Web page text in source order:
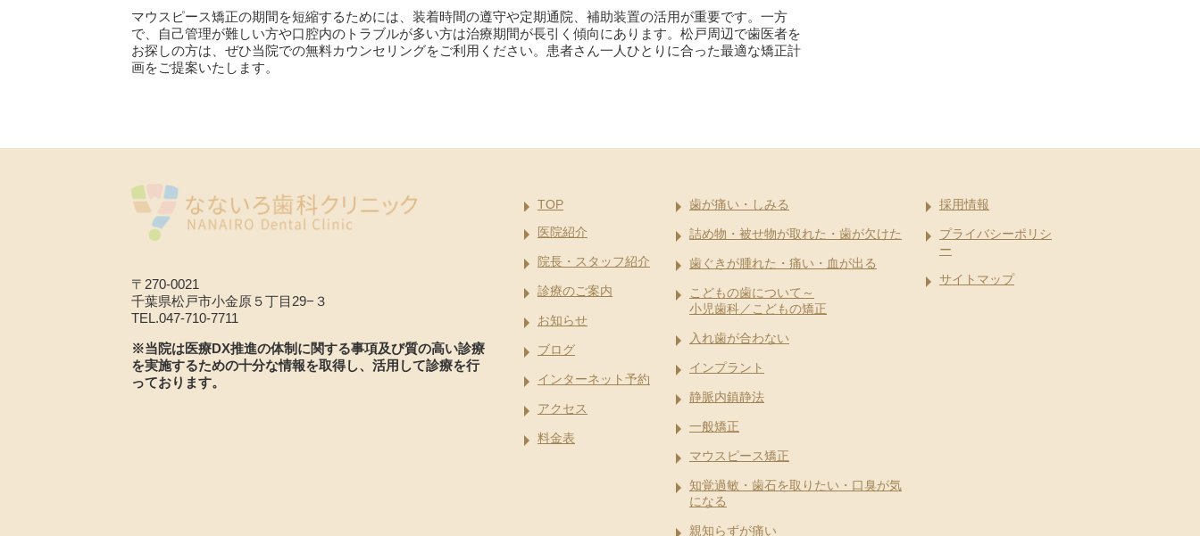
マウスピース矯正の期間を短縮するためには、装着時間の遵守や定期通院、補助装置の活用が重要です。一方
で、自己管理が難しい方や口腔内のトラブルが多い方は治療期間が長引く傾向にあります。松戸周辺で歯医者を
お探しの方は、ぜひ当院での無料カウンセリングをご利用ください。患者さん一人ひとりに合った最適な矯正計
画をご提案いたします。
〒270-0021
千葉県松戸市小金原５丁目29−３
TEL.047-710-7711
※当院は医療DX推進の体制に関する事項及び質の高い診療
を実施するための十分な情報を取得し、活用して診療を行
っております。
TOP
医院紹介
院長・スタッフ紹介
診療のご案内
お知らせ
ブログ
インターネット予約
アクセス
料金表
歯が痛い・しみる
詰め物・被せ物が取れた・歯が欠けた
歯ぐきが腫れた・痛い・血が出る
こどもの歯について～
小児歯科／こどもの矯正
入れ歯が合わない
インプラント
静脈内鎮静法
一般矯正
マウスピース矯正
知覚過敏・歯石を取りたい・口臭が気
になる
親知らずが痛い
採用情報
プライバシーポリシ
ー
サイトマップ